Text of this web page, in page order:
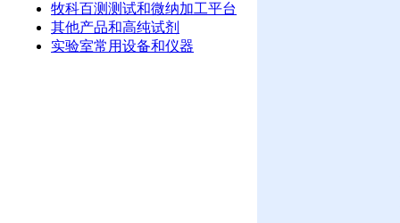
牧科百测测试和微纳加工平台
其他产品和高纯试剂
实验室常用设备和仪器